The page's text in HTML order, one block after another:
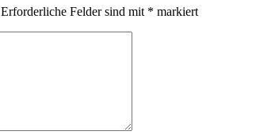
Erforderliche Felder sind mit * markiert